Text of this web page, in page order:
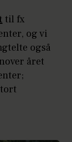
til fx
og vi
også
året